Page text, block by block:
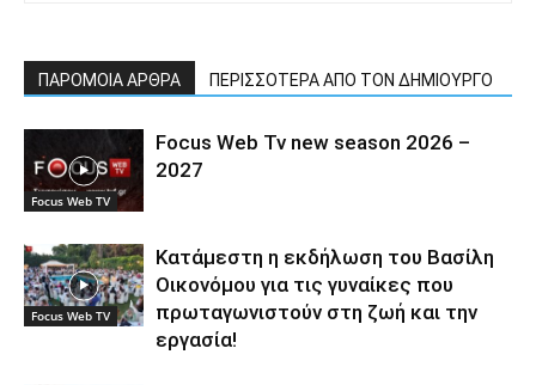
ΠΑΡΟΜΟΙΑ ΑΡΘΡΑ ΠΕΡΙΣΣΟΤΕΡΑ ΑΠΟ ΤΟΝ ΔΗΜΙΟΥΡΓΟ
Focus Web TV
Focus Web Tv new season 2026 –
2027
Focus Web TV
Κατάμεστη η εκδήλωση του Βασίλη
Οικονόμου για τις γυναίκες που
πρωταγωνιστούν στη ζωή και την
εργασία!